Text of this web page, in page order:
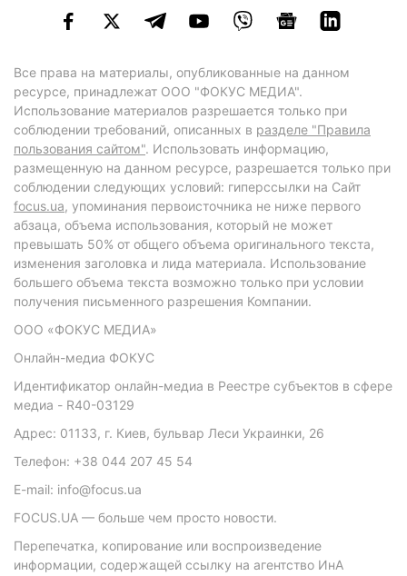
Все права на материалы, опубликованные на данном
ресурсе, принадлежат ООО "ФОКУС МЕДИА".
Использование материалов разрешается только при
соблюдении требований, описанных в разделе "Правила
пользования сайтом". Использовать информацию,
размещенную на данном ресурсе, разрешается только при
соблюдении следующих условий: гиперссылки на Сайт
focus.ua, упоминания первоисточника не ниже первого
абзаца, объема использования, который не может
превышать 50% от общего объема оригинального текста,
изменения заголовка и лида материала. Использование
большего объема текста возможно только при условии
получения письменного разрешения Компании.
ООО «ФОКУС МЕДИА»
Онлайн-медиа ФОКУС
Идентификатор онлайн-медиа в Реестре субъектов в сфере
медиа - R40-03129
Адрес: 01133, г. Киев, бульвар Леси Украинки, 26
Телефон: +38 044 207 45 54
E-mail: info@focus.ua
FOCUS.UA — больше чем просто новости.
Перепечатка, копирование или воспроизведение
информации, содержащей ссылку на агентство ИнА